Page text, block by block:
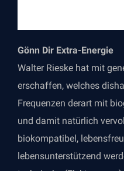
Gönn Dir Extra-Energie
Walter Rieske hat mit
erschaffen, welches
Frequenzen derart mit
und damit natürlich
biokompatibel,
lebensunterstützend